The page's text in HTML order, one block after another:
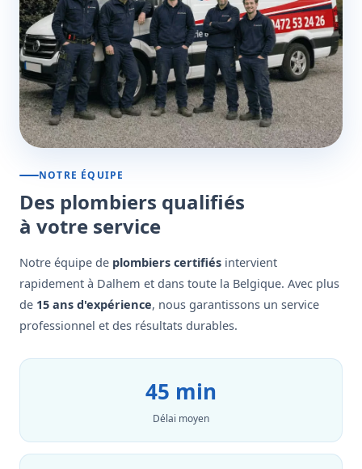
NOTRE ÉQUIPE
Des plombiers qualifiés
à votre service
Notre équipe de plombiers certifiés intervient
rapidement à Dalhem et dans toute la Belgique. Avec plus
de 15 ans d'expérience, nous garantissons un service
professionnel et des résultats durables.
45 min
Délai moyen